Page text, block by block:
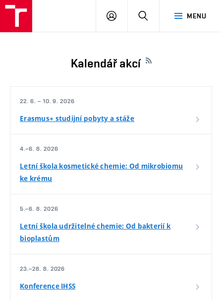
MENU
PŘIHLÁSIT
Kalendář akcí
22. 6. – 10. 9. 2026
Erasmus+ studijní pobyty a stáže
4.–6. 8. 2026
Letní škola kosmetické chemie: Od mikrobiomu
ke krému
5.–6. 8. 2026
Letní škola udržitelné chemie: Od bakterií k
bioplastům
23.–28. 8. 2026
Konference IHSS